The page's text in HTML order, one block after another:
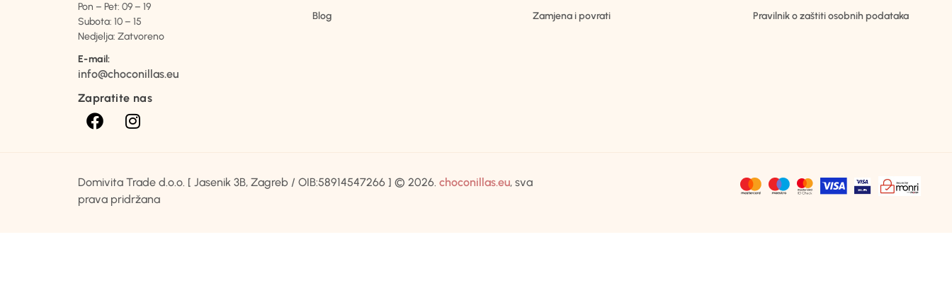
Pon – Pet: 09 – 19
Subota: 10 – 15
Nedjelja: Zatvoreno
E-mail:
info@choconillas.eu
Zapratite nas
Blog Zamjena i povrati Pravilnik o zaštiti osobnih podataka
Domivita Trade d.o.o. [ Jasenik 3B, Zagreb / OIB:58914547266 ] © 2026. choconillas.eu, sva
prava pridržana